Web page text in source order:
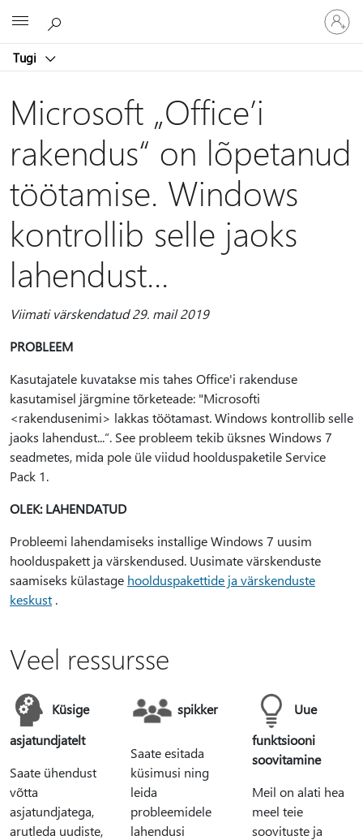
Tugi
Logige
sisse
oma
Microsoft „Office’i
rakendus“ on lõpetanud
töötamise. Windows
kontrollib selle jaoks
lahendust...
Viimati värskendatud 29. mail 2019
PROBLEEM
Kasutajatele kuvatakse mis tahes Office'i rakenduse
kasutamisel järgmine tõrketeade: "Microsofti
<rakendusenimi> lakkas töötamast. Windows kontrollib selle
jaoks lahendust...“. See probleem tekib üksnes Windows 7
seadmetes, mida pole üle viidud hoolduspaketile Service
Pack 1.
OLEK: LAHENDATUD
Probleemi lahendamiseks installige Windows 7 uusim
hoolduspakett ja värskendused. Uusimate värskenduste
saamiseks külastage hoolduspakettide ja värskenduste
keskust .
Veel ressursse
Küsige
asjatundjatelt
Saate ühendust
võtta
asjatundjatega,
arutleda uudiste,
spikker
Saate esitada
küsimusi ning
leida
probleemidele
lahendusi
Uue
funktsiooni
soovitamine
Meil on alati hea
meel teie
soovituste ja